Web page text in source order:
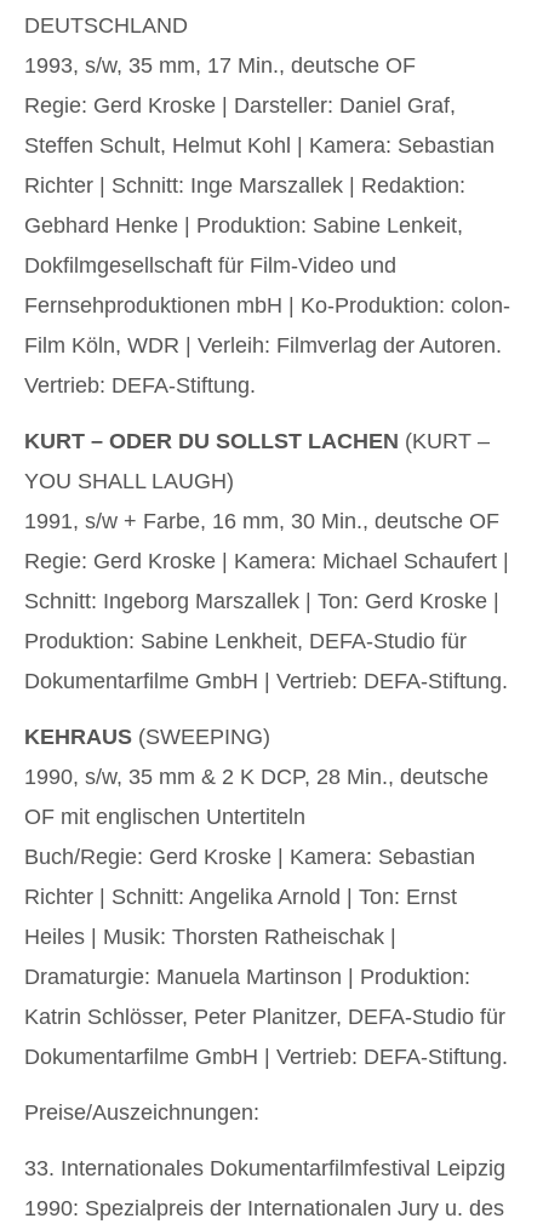
DEUTSCHLAND
1993, s/w, 35 mm, 17 Min., deutsche OF
Regie: Gerd Kroske | Darsteller: Daniel Graf,
Steffen Schult, Helmut Kohl | Kamera: Sebastian
Richter | Schnitt: Inge Marszallek | Redaktion:
Gebhard Henke | Produktion: Sabine Lenkeit,
Dokfilmgesellschaft für Film-Video und
Fernsehproduktionen mbH | Ko-Produktion: colon-
Film Köln, WDR | Verleih: Filmverlag der Autoren.
Vertrieb: DEFA-Stiftung.
KURT – ODER DU SOLLST LACHEN (KURT –
YOU SHALL LAUGH)
1991, s/w + Farbe, 16 mm, 30 Min., deutsche OF
Regie: Gerd Kroske | Kamera: Michael Schaufert |
Schnitt: Ingeborg Marszallek | Ton: Gerd Kroske |
Produktion: Sabine Lenkheit, DEFA-Studio für
Dokumentarfilme GmbH | Vertrieb: DEFA-Stiftung.
KEHRAUS (SWEEPING)
1990, s/w, 35 mm & 2 K DCP, 28 Min., deutsche
OF mit englischen Untertiteln
Buch/Regie: Gerd Kroske | Kamera: Sebastian
Richter | Schnitt: Angelika Arnold | Ton: Ernst
Heiles | Musik: Thorsten Ratheischak |
Dramaturgie: Manuela Martinson | Produktion:
Katrin Schlösser, Peter Planitzer, DEFA-Studio für
Dokumentarfilme GmbH | Vertrieb: DEFA-Stiftung.
Preise/Auszeichnungen:
33. Internationales Dokumentarfilmfestival Leipzig
1990: Spezialpreis der Internationalen Jury u. des